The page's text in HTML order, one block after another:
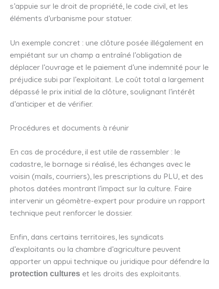
s’appuie sur le droit de propriété, le code civil, et les
éléments d’urbanisme pour statuer.
Un exemple concret : une clôture posée illégalement en
empiétant sur un champ a entraîné l’obligation de
déplacer l’ouvrage et le paiement d’une indemnité pour le
préjudice subi par l’exploitant. Le coût total a largement
dépassé le prix initial de la clôture, soulignant l’intérêt
d’anticiper et de vérifier.
Procédures et documents à réunir
En cas de procédure, il est utile de rassembler : le
cadastre, le bornage si réalisé, les échanges avec le
voisin (mails, courriers), les prescriptions du PLU, et des
photos datées montrant l’impact sur la culture. Faire
intervenir un géomètre-expert pour produire un rapport
technique peut renforcer le dossier.
Enfin, dans certains territoires, les syndicats
d’exploitants ou la chambre d’agriculture peuvent
apporter un appui technique ou juridique pour défendre la
protection cultures et les droits des exploitants.